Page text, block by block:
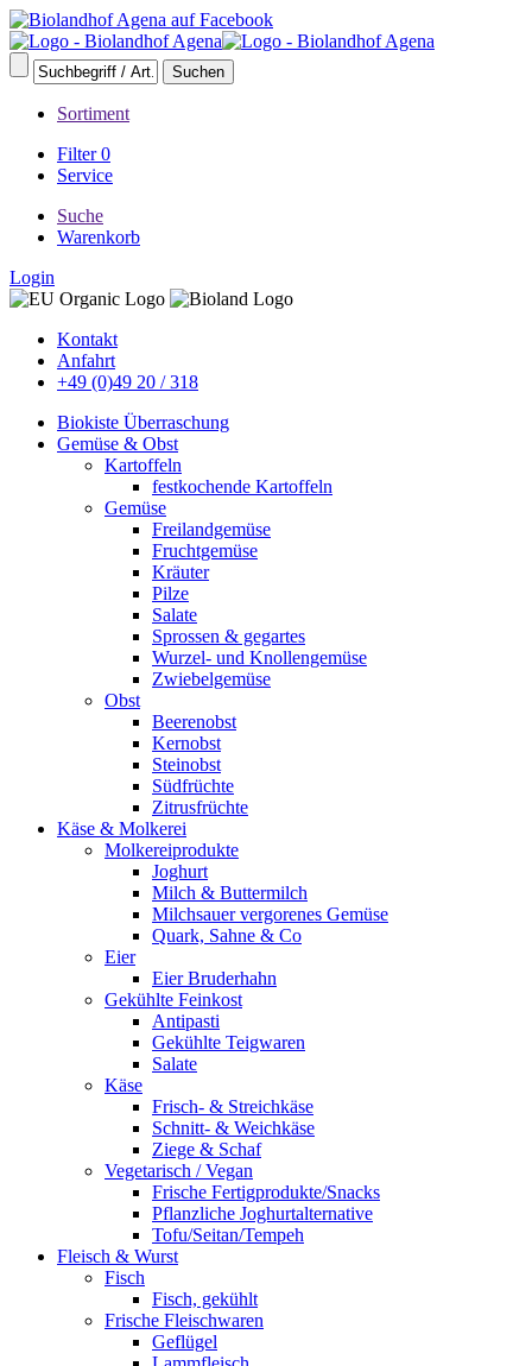
Sortiment
Filter 0
Service
Suche
Warenkorb
Login
Kontakt
Anfahrt
+49 (0)49 20 / 318
Biokiste Überraschung
Gemüse & Obst
Kartoffeln
festkochende Kartoffeln
Gemüse
Freilandgemüse
Fruchtgemüse
Kräuter
Pilze
Salate
Sprossen & gegartes
Wurzel- und Knollengemüse
Zwiebelgemüse
Obst
Beerenobst
Kernobst
Steinobst
Südfrüchte
Zitrusfrüchte
Käse & Molkerei
Molkereiprodukte
Joghurt
Milch & Buttermilch
Milchsauer vergorenes Gemüse
Quark, Sahne & Co
Eier
Eier Bruderhahn
Gekühlte Feinkost
Antipasti
Gekühlte Teigwaren
Salate
Käse
Frisch- & Streichkäse
Schnitt- & Weichkäse
Ziege & Schaf
Vegetarisch / Vegan
Frische Fertigprodukte/Snacks
Pflanzliche Joghurtalternative
Tofu/Seitan/Tempeh
Fleisch & Wurst
Fisch
Fisch, gekühlt
Frische Fleischwaren
Geflügel